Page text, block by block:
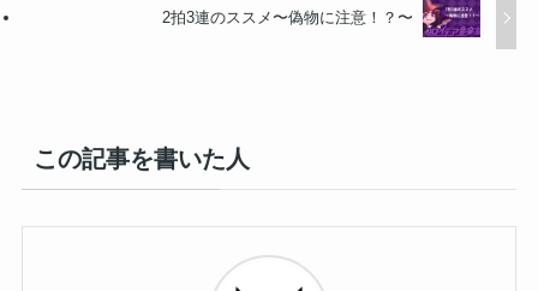
2拍3連のススメ〜偽物に注意！？〜
この記事を書いた人